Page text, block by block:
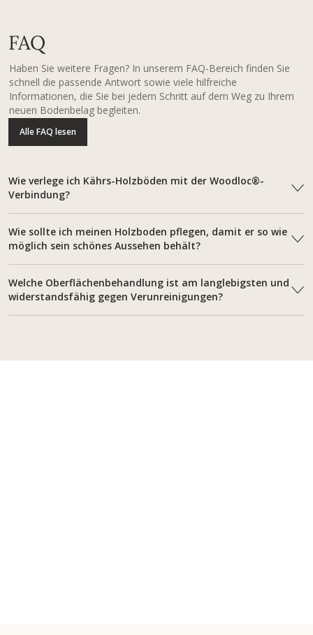
FAQ
Haben Sie weitere Fragen? In unserem FAQ-Bereich finden Sie
schnell die passende Antwort sowie viele hilfreiche
Informationen, die Sie bei jedem Schritt auf dem Weg zu Ihrem
neuen Bodenbelag begleiten.
Alle FAQ lesen
Wie verlege ich Kährs-Holzböden mit der Woodloc®-
Verbindung?
Wie sollte ich meinen Holzboden pflegen, damit er so wie
möglich sein schönes Aussehen behält?
Welche Oberflächenbehandlung ist am langlebigsten und
widerstandsfähig gegen Verunreinigungen?